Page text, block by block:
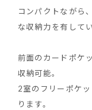
コンパクトながら
な収納力を有して
前面のカードポケ
収納可能。
2室のフリーポケ
ります。